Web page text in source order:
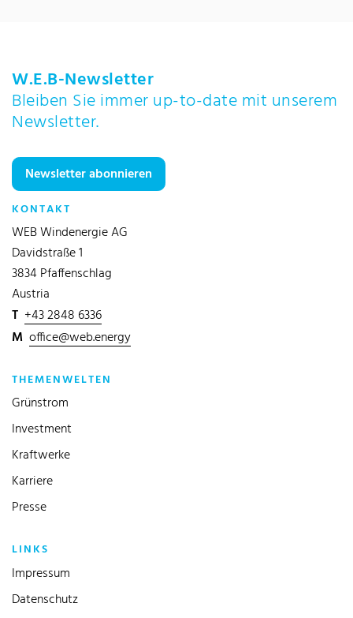
W.E.B-Newsletter
Bleiben Sie immer up-to-date mit unserem
Newsletter.
Newsletter abonnieren
KONTAKT
WEB Windenergie AG
Davidstraße 1
3834 Pfaffenschlag
Austria
T +43 2848 6336
M office@web.energy
THEMENWELTEN
Grünstrom
Investment
Kraftwerke
Karriere
Presse
LINKS
Impressum
Datenschutz